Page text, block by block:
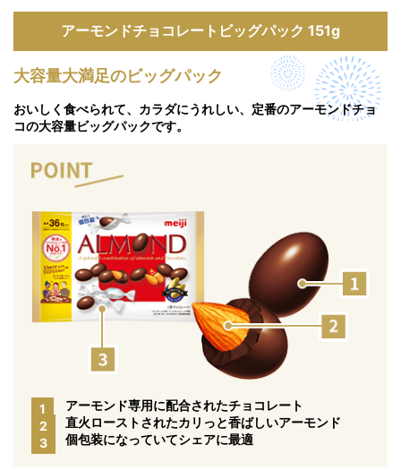
アーモンドチョコレートビッグパック 151g
大容量大満足のビッグパック
おいしく食べられて、カラダにうれしい、定番のアーモンドチョ
コの大容量ビッグパックです。
1
アーモンド専用に配合されたチョコレート
2
直火ローストされたカリっと香ばしいアーモンド
3
個包装になっていてシェアに最適